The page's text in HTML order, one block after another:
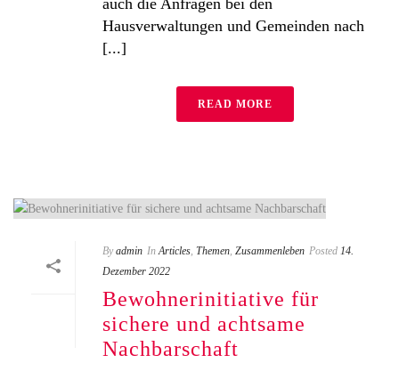
Hausverwaltungen und Gemeinden nach
[...]
READ MORE
By admin In Articles, Themen, Zusammenleben Posted 14.
Dezember 2022
Bewohnerinitiative für
sichere und achtsame
Nachbarschaft